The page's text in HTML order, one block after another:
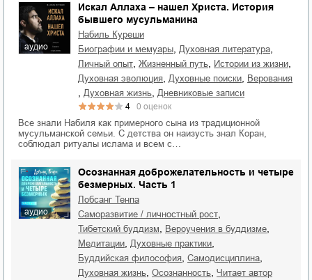
аудио
Искал Аллаха – нашел Христа. История
бывшего мусульманина
Набиль Куреши
биографии и мемуары
духовная литература
личный опыт жизненный путь истории из жизни
духовная эволюция духовные поиски верования
духовная жизнь дневниковые записи
4 0 оценок
Все знали Набиля как примерного сына из традиционной
мусульманской семьи. С детства он наизусть знал Коран,
соблюдал ритуалы ислама и всем с…
аудио
Осознанная доброжелательность и четыре
безмерных. Часть 1
Лобсанг Тенпа
саморазвитие / личностный рост
тибетский буддизм вероучения в буддизме
медитации духовные практики
буддийская философия самодисциплина
духовная жизнь осознанность читает автор